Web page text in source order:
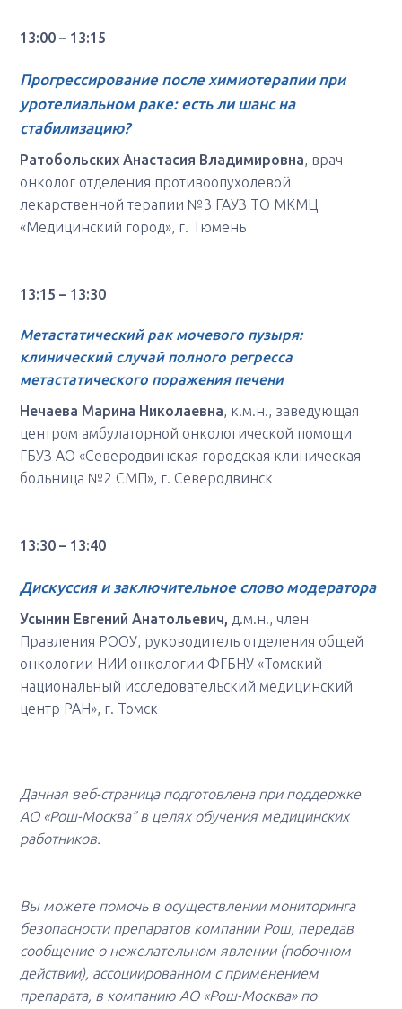
13:00 – 13:15
Прогрессирование после химиотерапии при
уротелиальном раке: есть ли шанс на
стабилизацию?
Ратобольских Анастасия Владимировна, врач-
онколог отделения противоопухолевой
лекарственной терапии №3 ГАУЗ ТО МКМЦ
«Медицинский город», г. Тюмень
13:15 – 13:30
Метастатический рак мочевого пузыря:
клинический случай полного регресса
метастатического поражения печени
Нечаева Марина Николаевна, к.м.н., заведующая
центром амбулаторной онкологической помощи
ГБУЗ АО «Северодвинская городская клиническая
больница №2 СМП», г. Северодвинск
13:30 – 13:40
Дискуссия и заключительное слово модератора
Усынин Евгений Анатольевич, д.м.н., член
Правления РООУ, руководитель отделения общей
онкологии НИИ онкологии ФГБНУ «Томский
национальный исследовательский медицинский
центр РАН», г. Томск
Данная веб-страница подготовлена при поддержке
АО «Рош-Москва” в целях обучения медицинских
работников.
Вы можете помочь в осуществлении мониторинга
безопасности препаратов компании Рош, передав
сообщение о нежелательном явлении (побочном
действии), ассоциированном с применением
препарата, в компанию АО «Рош-Москва» по